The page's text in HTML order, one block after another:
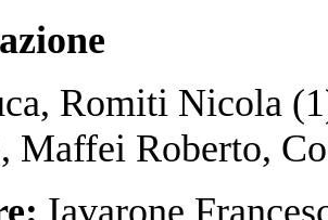
Romiti Nicola
Maffei Roberto,
Iavarone